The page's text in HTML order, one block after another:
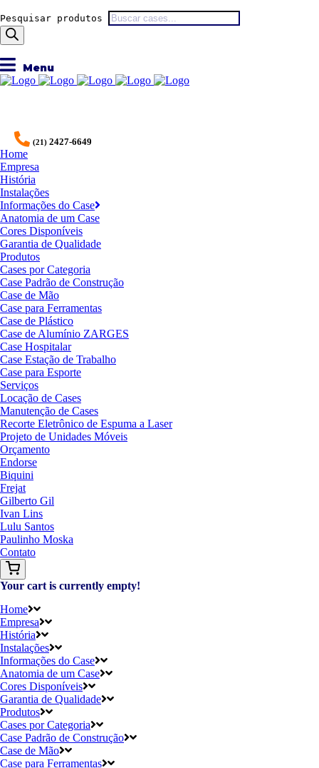
Pesquisar produtos
(21) 2427-6649
Home
Empresa
História
Instalações
Informações do Case
Anatomia de um Case
Cores Disponíveis
Garantia de Qualidade
Produtos
Cases por Categoria
Case Padrão de Construção
Case de Mão
Case para Ferramentas
Case de Plástico
Case de Alumínio ZARGES
Case Hospitalar
Case Estação de Trabalho
Case para Esporte
Serviços
Locação de Cases
Manutenção de Cases
Recorte Eletrônico de Espuma a Laser
Projeto de Unidades Móveis
Orçamento
Endorse
Biquini
Frejat
Gilberto Gil
Ivan Lins
Lulu Santos
Paulinho Moska
Contato
Your cart is currently empty!
Home
Empresa
História
Instalações
Informações do Case
Anatomia de um Case
Cores Disponíveis
Garantia de Qualidade
Produtos
Cases por Categoria
Case Padrão de Construção
Case de Mão
Case para Ferramentas